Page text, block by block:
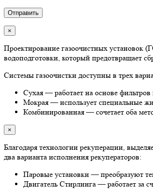
×
Проектирование газоочистных установок
водоподготовки, который предотвращает
Системы газоочистки доступны в трех
Сухая — работает на основе
Мокрая — использует специальные
Комбинированная — сочетает оба
×
Благодаря технологии рекуперации,
два варианта исполнения рекуператоров:
Паровые установки — преобразуют
Двигатель Стирлинга — работает за